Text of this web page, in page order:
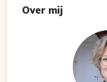
Over mij